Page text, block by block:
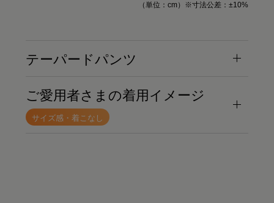
（単位：cm）※寸法公差：±10%
テーパードパンツ
ご愛用者さまの着用イメージ
サイズ感・着こなし